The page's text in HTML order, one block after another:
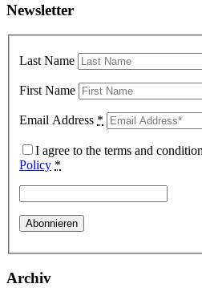
Newsletter
Last Name
First Name
Email Address *
I agree to the terms and
Policy *
Archiv